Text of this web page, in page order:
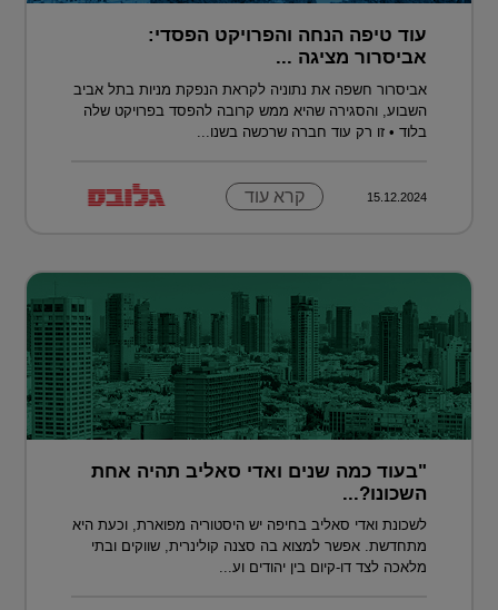
עוד טיפה הנחה והפרויקט הפסדי:
אביסרור מציגה ...
אביסרור חשפה את נתוניה לקראת הנפקת מניות בתל אביב
השבוע, והסגירה שהיא ממש קרובה להפסד בפרויקט שלה
בלוד • זו רק עוד חברה שרכשה בשנו...
15.12.2024 קרא עוד
"בעוד כמה שנים ואדי סאליב תהיה אחת
השכונו?...
לשכונת ואדי סאליב בחיפה יש היסטוריה מפוארת, וכעת היא
מתחדשת. אפשר למצוא בה סצנה קולינרית, שווקים ובתי
מלאכה לצד דו-קיום בין יהודים וע...